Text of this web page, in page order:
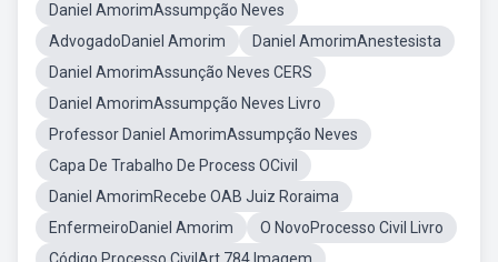
Daniel AmorimAssumpção Neves
AdvogadoDaniel Amorim
Daniel AmorimAnestesista
Daniel AmorimAssunção Neves CERS
Daniel AmorimAssumpção Neves Livro
Professor Daniel AmorimAssumpção Neves
Capa De Trabalho De Process OCivil
Daniel AmorimRecebe OAB Juiz Roraima
EnfermeiroDaniel Amorim
O NovoProcesso Civil Livro